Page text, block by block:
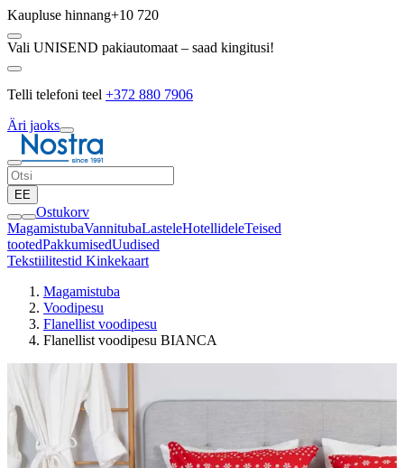
Kaupluse hinnang+10 720
Vali UNISEND pakiautomaat – saad kingitusi!
Telli telefoni teel +372 880 7906
Äri jaoks
EE
Ostukorv
MagamistubaVannitubaLasteleHotellideleTeised
tootedPakkumisedUudised
Tekstiilitestid Kinkekaart
Magamistuba
Voodipesu
Flanellist voodipesu
Flanellist voodipesu BIANCA